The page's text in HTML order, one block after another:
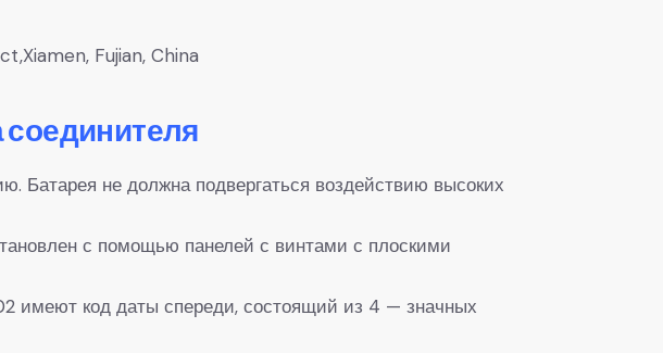
Fujian, China
Батарея не должна подвергаться воздействию высоких
с помощью панелей с винтами с плоскими
имеют код даты спереди, состоящий из 4 — значных